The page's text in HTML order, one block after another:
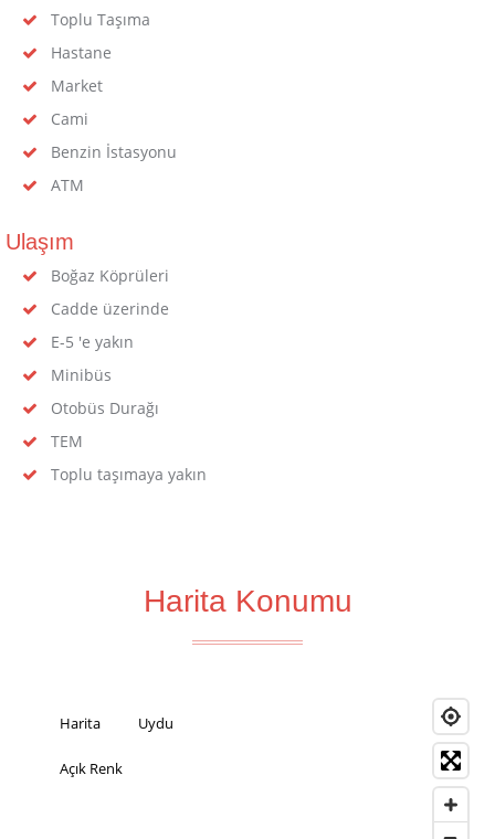
Toplu Taşıma
Hastane
Market
Cami
Benzin İstasyonu
ATM
Ulaşım
Boğaz Köprüleri
Cadde üzerinde
E-5 'e yakın
Minibüs
Otobüs Durağı
TEM
Toplu taşımaya yakın
Harita Konumu
Harita Uydu
Açık Renk